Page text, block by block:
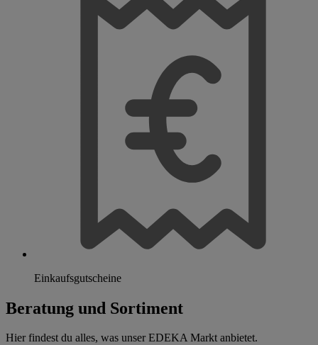
Einkaufsgutscheine
Beratung und Sortiment
Hier findest du alles, was unser EDEKA Markt anbietet.